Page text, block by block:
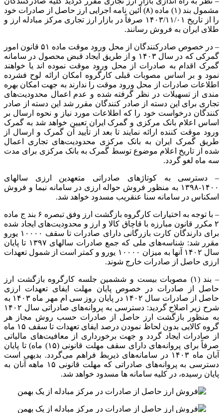
مشمول بند (۱) ماده (۸) آئین نامه اجرایی ارز حاصل از صادرات خود
را از تاریخ ۱۴۰۳/۱۱/۰۱ صرفاً در بازار ارز تجاری مرکز مبادله ارز و
طلای ایران به فروش رسانند.
– در خصوص صادرکنندگان از محل ورود موقت ماده ۵۱ قانون امور
گمرکی که در سال ۱۴۰۳ و از طریق ایجاد قبض محصول در سامانه
گمرک اقدام به صادرات از محل ورود موقت نموده
اند یا خواهند
نمود و بر اساس مصوبات قبلی کارگروه امکان ارائه لوح فشرده
اطلاعات صادرات از محل ورود موقت را ندارند به جهت امکان بهره
مندی از تسهیلات در نظر گرفته شده و عدم اعمال محدودیت‌های
تجاری برای این دسته از صادر کنندگان مقرر شد این دسته از صادر
کنندگان درخواست خود را که اطلاعات مورد نیاز و نحوه ارسال بر
اساس اعلام بانک مرکزی و گمرک ایران تعیین خواهد شد به گمرک
ورود موقت کننده ارائه نمایند تا بعد از تأیید آن گمرک و ارسال از
طریق گمرک ایران به بانک مرکزی محدودیت‌های تجاری اعمال
شده از تاریخ اعلام موضوع توسط گمرک به بانک مرکزی برای مدت
سه ماه لغو گردد.
– دسترسی بهکوتاژهای صادراتی متعهدین ارزی سالهای
۱۴۰۰-۱۳۹۸ به منظور فروش حواله ارزی در سامانه نیما و فروش
اسکناس در سامانه سنا عنقریب مسدود خواهد شد.
– با توجه به اختیارات کارگروه بازگشت ارز وفق تبصره ۶ بند ج ماده
۲ مکرر قانون مبارزه با قاچاق کالا و ارز و محدودیت‌های ایجاد شده
برای دارندگان کارت بازرگانی دارای صادرات تا سقف ۱۰۰۰۰ یورو
مقرر شد: شناسه‌های ملی که جمع صادرات سالهای
۱۳۹۷ تا پایان
سال ۱۴۰۲ آنها به میزان ۱۰۰۰۰ یورو و کمتر است از شمول تعهدات
ارزی حاصل از صادرات خارج شوند.
– بند (۱) مصوبات بیست و ششمین جلسه کارگروه بازگشت ارز
حاصل از صادرات در خصوص پایان مهلت ایفای تعهدات ارزی
حاصل از صادرات سال ۱۴۰۲ در پایان روز سی
ام
مهر ماه ۱۴۰۳ به
شرح زیر اصلاح گردید: دسترسی به پروانه‌های صادراتی سال ۱۴۰۲
به منظور بازگشت ارز حاصل از صادرات حسب روش مجاز هر
گروه کالایی بدون لحاظ نمودن درصد ایفای تعهدات تا سقف ۱۵ ماه
از صادرات ایجاد گردد و جهت برخورداری از معافیت‌های مالیاتی
صرفاً برای پروانه‌های دارای سقف مهلت قانونی (۱۵) ماه) تا پایان
آبان ماه ۱۴۰۳ در سامانه‌های ذیربط فراهم می‌گردد. بدیهی است
دسترسی به پروانه‌های
صادراتی که مهلت قانونی ۱۵ ماهه آنان به
پایان رسیده، در کلیه سامانه ها مسدود خواهد شد.